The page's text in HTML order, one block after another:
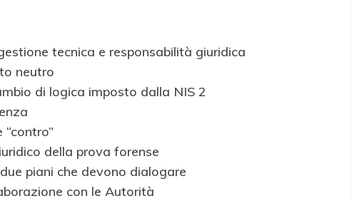
tecnica e responsabilità giuridica
neutro
di logica imposto dalla NIS 2
della prova forense
piani che devono dialogare
con le Autorità